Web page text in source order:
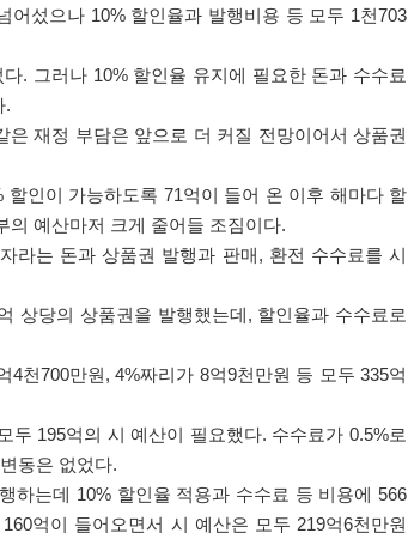
어섰으나 10% 할인율과 발행비용 등 모두 1천703
다. 그러나 10% 할인율 유지에 필요한 돈과 수수료
.
은 재정 부담은 앞으로 더 커질 전망이어서 상품권
할인이 가능하도록 71억이 들어 온 이후 해마다 할
의 예산마저 크게 줄어들 조짐이다.
라는 돈과 상품권 발행과 판매 , 환전 수수료를 시
상당의 상품권을 발행했는데 , 할인율과 수수료로
4천700만원 , 4%짜리가 8억9천만원 등 모두 335억
두 195억의 시 예산이 필요했다. 수수료가 0.5%로
동은 없었다.
하는데 10% 할인율 적용과 수수료 등 비용에 566
160억이 들어오면서 시 예산은 모두 219억6천만원